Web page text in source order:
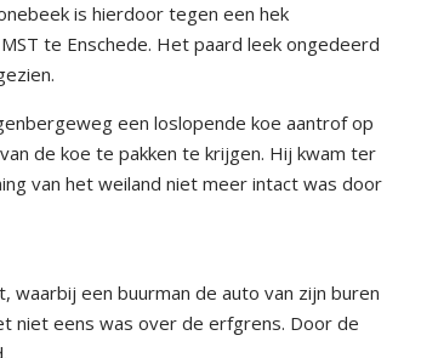
is hierdoor tegen een hek
te Enschede. Het paard leek ongedeerd
een loslopende koe aantrof op
de koe te pakken te krijgen. Hij kwam ter
van het weiland niet meer intact was door
een buurman de auto van zijn buren
niet eens was over de erfgrens. Door de